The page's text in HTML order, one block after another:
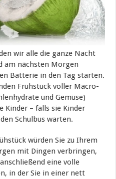
wir alle die ganze Nacht
am nächsten Morgen
Batterie in den Tag starten.
Frühstück voller Macro-
und Gemüse)
Kinder – falls sie Kinder
Schulbus warten.
würden Sie zu Ihrem
mit Dingen verbringen,
eine volle
in der Sie in einer nett